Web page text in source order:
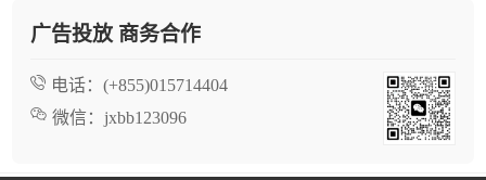
广告投放 商务合作
电话： (+855)015714404
微信： jxbb123096